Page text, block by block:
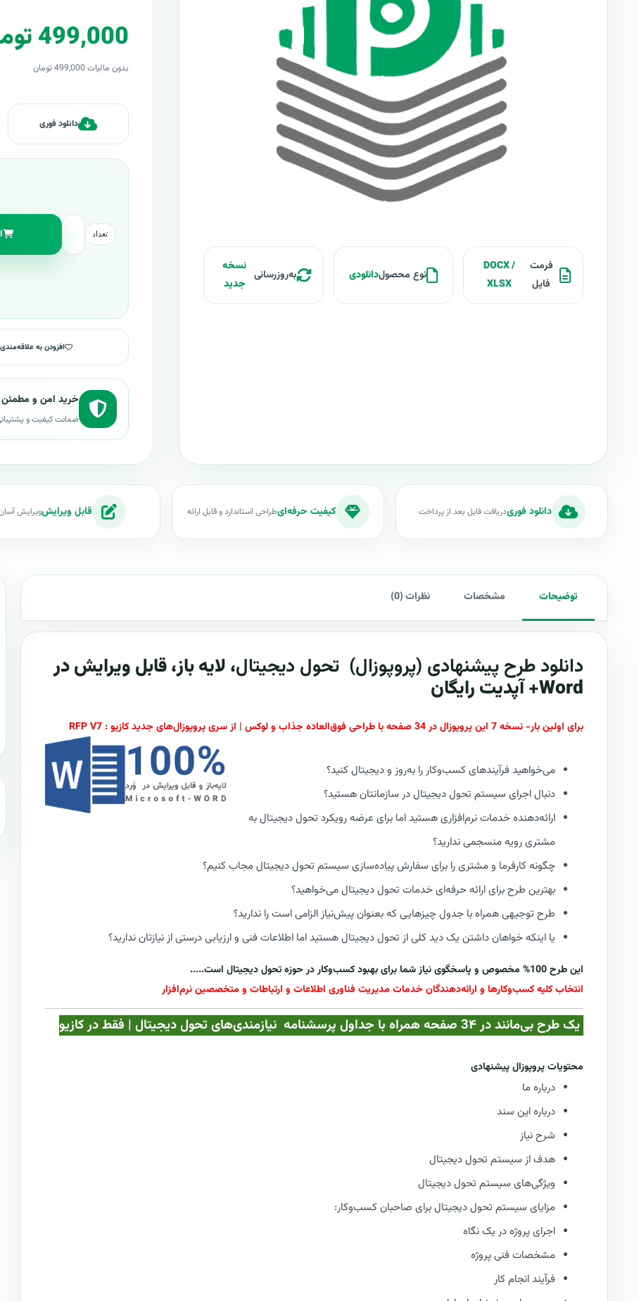
499,000 تومان
بدون مالیات 499,000 تومان
دانلود فوری
تعداد
افزودن به علاقه‌مندی
خرید امن و مطمئن
ضمانت کیفیت و
فرمت
فایل
DOCX /
XLSX
نوع محصولدانلودی به‌روزرسانی
نسخه
جدید
دانلود فوریدریافت فایل بعد از پرداخت کیفیت حرفه‌ایطراحی استاندارد و قابل ارائه قابل ویرایشویرایش
توضیحات مشخصات نظرات (0)
دانلود طرح پیشنهادی (پروپوزال) تحول دیجیتال، لایه باز، قابل ویرایش در
Word+ آپدیت رایگان
برای اولین بار- نسخه 7 این پروپوزال در 34 صفحه با طراحی فوق‌العاده جذاب و لوکس | از سری پروپوزال‌های جدید کازیو : RFP V7
می‌خواهید فرآیندهای کسب‌وکار را به‌روز و دیجیتال کنید؟
دنبال اجرای سیستم تحول دیجیتال در سازمانتان هستید؟
ارائه‌دهنده خدمات نرم‌افزاری هستید اما برای عرضه رویکرد تحول دیجیتال به
مشتری رویه منسجمی ندارید؟
چگونه کارفرما و مشتری را برای سفارش پیاده‌سازی سیستم تحول دیجیتال مجاب کنیم؟
بهترین طرح برای ارائه حرفه‌ای خدمات تحول دیجیتال می‌خواهید؟
طرح توجیهی همراه با جدول چیزهایی که بعنوان پیش‌نیاز الزامی است را ندارید؟
یا اینکه خواهان داشتن یک دید کلی از تحول دیجیتال هستید اما اطلاعات فنی و ارزیابی درستی از نیازتان ندارید؟
این طرح 100% مخصوص و پاسخگوی نیاز شما برای بهبود کسب‌وکار در حوزه تحول دیجیتال است.....
انتخاب کلیه کسب‌وکارها و ارائه‌دهندگان خدمات مدیریت فناوری اطلاعات و ارتباطات و متخصصین نرم‌افزار
یک طرح بی‌مانند در 3۴ صفحه همراه با جداول پرسشنامه نیازمندی‌های تحول دیجیتال | فقط در کازیو
محتویات پروپوزال پیشنهادی
درباره ما
درباره این سند
شرح نیاز
هدف از سیستم تحول دیجیتال
ویژگی‌های سیستم تحول دیجیتال
مزایای سیستم تحول دیجیتال برای صاحبان کسب‌وکار:
اجرای پروژه در یک نگاه
مشخصات فنی پروژه
فرآیند انجام کار